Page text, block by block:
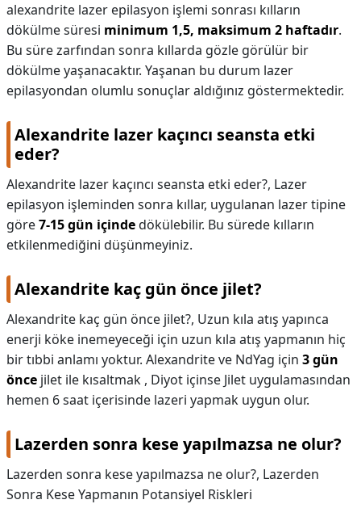
alexandrite lazer epilasyon işlemi sonrası kılların
dökülme süresi minimum 1,5, maksimum 2 haftadır.
Bu süre zarfından sonra kıllarda gözle görülür bir
dökülme yaşanacaktır. Yaşanan bu durum lazer
epilasyondan olumlu sonuçlar aldığınız göstermektedir.
Alexandrite lazer kaçıncı seansta etki
eder?
Alexandrite lazer kaçıncı seansta etki eder?, Lazer
epilasyon işleminden sonra kıllar, uygulanan lazer tipine
göre7-15 gün içindedökülebilir. Bu sürede kılların
etkilenmediğini düşünmeyiniz.
Alexandrite kaç gün önce jilet?
Alexandrite kaç gün önce jilet?, Uzun kıla atış yapınca
enerji köke inemeyeceği için uzun kıla atış yapmanın hiç
bir tıbbi anlamı yoktur. Alexandrite ve NdYag için 3 gün
önce jilet ile kısaltmak , Diyot içinse Jilet uygulamasından
hemen 6 saat içerisinde lazeri yapmak uygun olur.
Lazerden sonra kese yapılmazsa ne olur?
Lazerden sonra kese yapılmazsa ne olur?, Lazerden
Sonra Kese Yapmanın Potansiyel Riskleri